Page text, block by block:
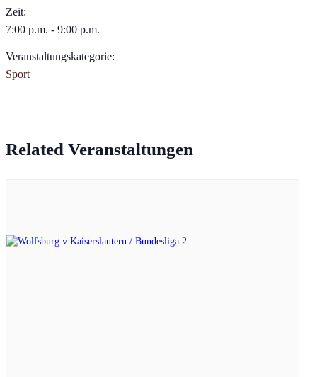
Zeit:
7:00 p.m. - 9:00 p.m.
Veranstaltungskategorie:
Sport
Related Veranstaltungen